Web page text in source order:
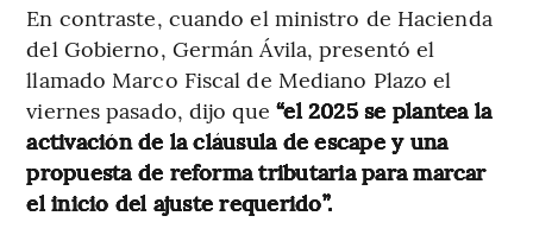
En contraste, cuando el ministro de Hacienda
del Gobierno, Germán Ávila, presentó el
llamado Marco Fiscal de Mediano Plazo el
viernes pasado, dijo que “el 2025 se plantea la
activación de la cláusula de escape y una
propuesta de reforma tributaria para marcar
el inicio del ajuste requerido”.